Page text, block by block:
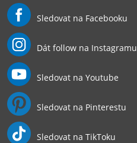
Sledovat na Facebooku
Dát follow na Instagramu
Sledovat na Youtube
Sledovat na Pinterestu
Sledovat na TikToku